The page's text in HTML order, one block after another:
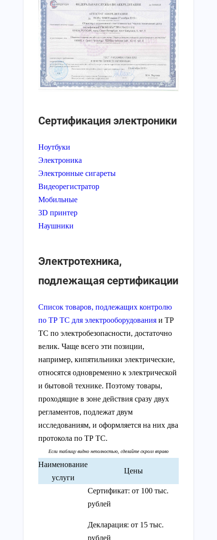
Сертификация электроники
Ноутбуки
Электроника
Электронные сигареты
Видеорегистратор
Мобильные
3D принтер
Наушники
Электротехника,
подлежащая сертификации
Список товаров, подлежащих контролю
по ТР ТС для электрооборудования и ТР
ТС по электробезопасности, достаточно
велик. Чаще всего эти позиции,
например, кипятильники электрические,
относятся одновременно к электрической
и бытовой технике. Поэтому товары,
проходящие в зоне действия сразу двух
регламентов, подлежат двум
исследованиям, и оформляется на них два
протокола по ТР ТС.
Наименование
услуги
Цены
Сертификат: от 100 тыс.
рублей
Декларация: от 15 тыс.
рублей